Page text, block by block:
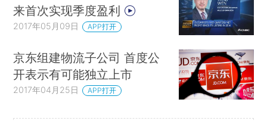
来首次实现季度盈利
2017年05月09日 APP打开
京东组建物流子公司 首度公
开表示有可能独立上市
2017年04月25日 APP打开